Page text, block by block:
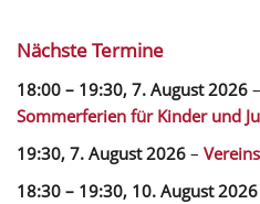
Nächste Termine
18:00 – 19:30, 7. August 2026 –
Sommerferien für Kinder und
19:30, 7. August 2026 –
18:30 – 19:30, 10. August 2026